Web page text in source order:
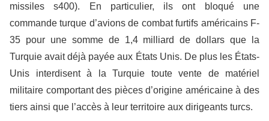
missiles s400). En particulier, ils ont bloqué une
commande turque d’avions de combat furtifs américains F-
35 pour une somme de 1,4 milliard de dollars que la
Turquie avait déjà payée aux États Unis. De plus les États-
Unis interdisent à la Turquie toute vente de matériel
militaire comportant des pièces d’origine américaine à des
tiers ainsi que l’accès à leur territoire aux dirigeants turcs.